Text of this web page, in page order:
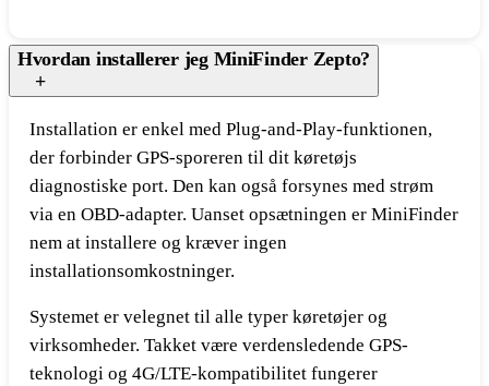
Hvordan installerer jeg MiniFinder Zepto?
Installation er enkel med Plug-and-Play-funktionen,
der forbinder GPS-sporeren til dit køretøjs
diagnostiske port. Den kan også forsynes med strøm
via en OBD-adapter. Uanset opsætningen er MiniFinder
nem at installere og kræver ingen
installationsomkostninger.
Systemet er velegnet til alle typer køretøjer og
virksomheder. Takket være verdensledende GPS-
teknologi og 4G/LTE-kompatibilitet fungerer